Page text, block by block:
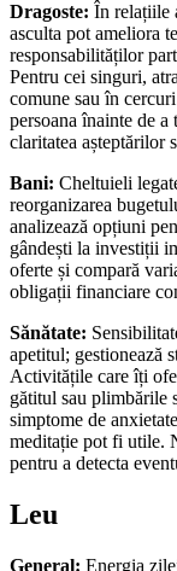
Dragoste: În relațiile
asculta pot ameliora
responsabilităților
Pentru cei singuri,
comune sau în
persoana înainte de
claritatea așteptărilor
Bani: Cheltuieli
reorganizarea
analizează opțiuni
gândești la investiții
oferte și compară
obligații financiare
Sănătate:
apetitul; gestionează
Activitățile care îți
gătitul sau plimbările
simptome de
meditație pot fi utile.
pentru a detecta
Leu
General: Energia